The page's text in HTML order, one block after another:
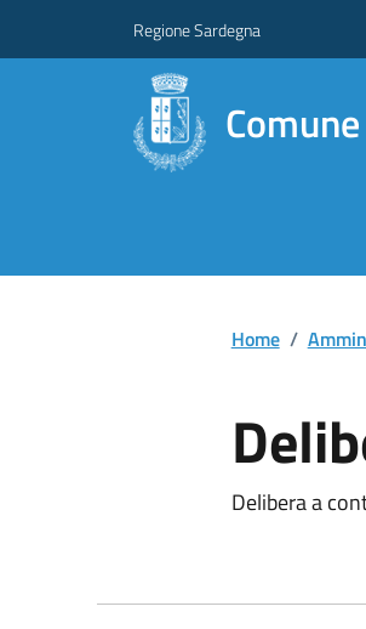
Regione Sardegna
Home /
Delibera a